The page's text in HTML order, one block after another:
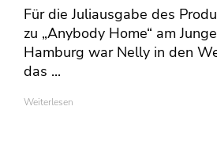
Für die Juliausgabe des
zu „Anybody Home“ am
Hamburg war Nelly in den
das ...
Weiterlesen